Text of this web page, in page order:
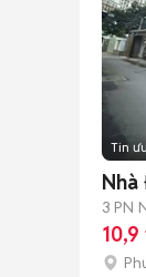
Tin
Nhà
3 PN